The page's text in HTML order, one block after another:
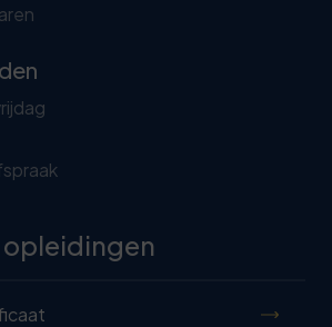
opleidingen